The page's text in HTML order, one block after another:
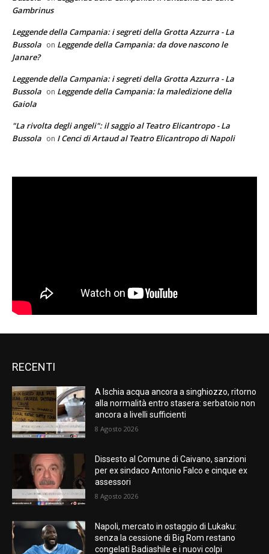
Gambrinus
Leggende della Campania: i segreti della Grotta Azzurra - La
Bussola on Leggende della Campania: da dove nascono le
Janare?
Leggende della Campania: i segreti della Grotta Azzurra - La
Bussola on Leggende della Campania: la maledizione della
Gaiola
"La rivolta degli angeli": il saggio al Teatro Elicantropo - La
Bussola on I Cenci di Artaud al Teatro Elicantropo di Napoli
RECENTI
A Ischia acqua ancora a singhiozzo, ritorno
alla normalità entro stasera: serbatoio non
ancora a livelli sufficienti
8 Agosto 2026
Dissesto al Comune di Caivano, sanzioni
per ex sindaco Antonio Falco e cinque ex
assessori
8 Agosto 2026
Napoli, mercato in ostaggio di Lukaku:
senza la cessione di Big Rom restano
congelati Badiashile e i nuovi colpi